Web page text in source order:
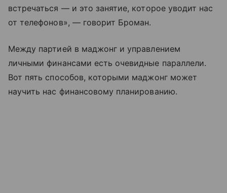
встречаться — и это занятие, которое уводит нас
от телефонов», — говорит Броман.
Между партией в маджонг и управлением
личными финансами есть очевидные параллели.
Вот пять способов, которыми маджонг может
научить нас финансовому планированию.